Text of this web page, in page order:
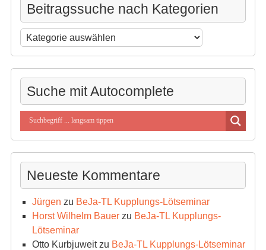
Beitragssuche nach Kategorien
Beitragssuche
nach
Suche mit Autocomplete
Neueste Kommentare
Jürgen zu BeJa-TL Kupplungs-Lötseminar
Horst Wilhelm Bauerzu BeJa-TL Kupplungs-
Lötseminar
Otto Kurbjuweitzu BeJa-TL Kupplungs-Lötseminar